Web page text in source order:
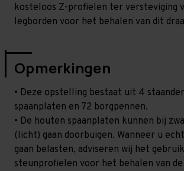
kosteloos Z-profielen ter versteviging
legborden voor het behalen van dit
Opmerkingen
• Deze opstelling bestaat uit 4
spaanplaten en 72 borgpennen.
• De houten spaanplaten kunnen bij
(licht) gaan doorbuigen. Wanneer u
gaan belasten, adviseren wij het
steunprofielen voor het behalen van